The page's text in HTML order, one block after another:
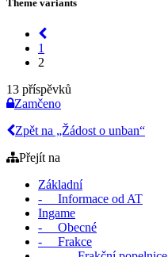
Theme variants
1
2
13 příspěvků
Zamčeno
Zpět na „Žádost o unban“
Přejít na
Základní
- Informace od AT
Ingame
- Obecné
- Frakce